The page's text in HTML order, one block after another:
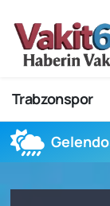
Trabzonspor
Nöbetçi
Hava
Namaz